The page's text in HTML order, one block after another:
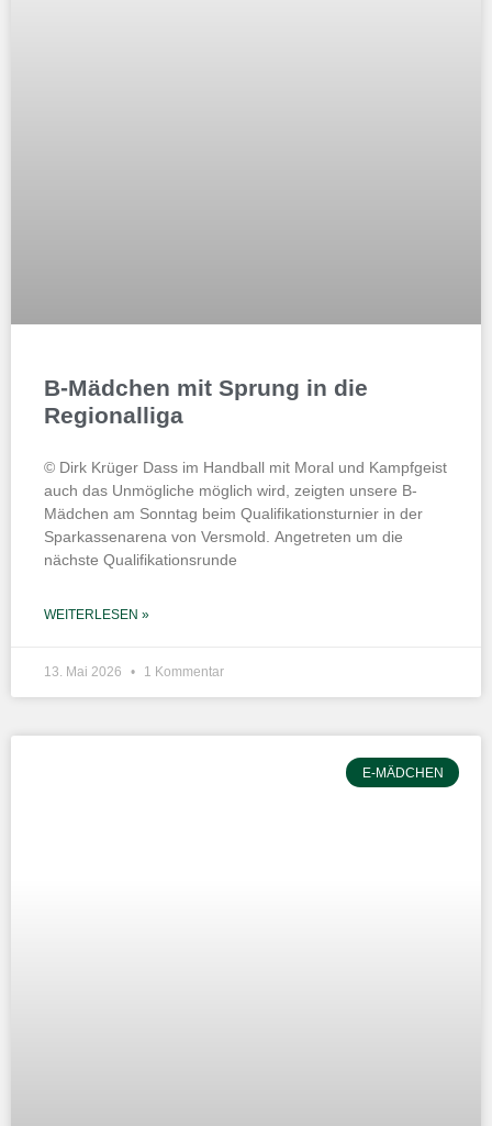
B-Mädchen mit Sprung in die
Regionalliga
© Dirk Krüger Dass im Handball mit Moral und Kampfgeist
auch das Unmögliche möglich wird, zeigten unsere B-
Mädchen am Sonntag beim Qualifikationsturnier in der
Sparkassenarena von Versmold. Angetreten um die
nächste Qualifikationsrunde
WEITERLESEN »
13. Mai 2026 1 Kommentar
E-MÄDCHEN